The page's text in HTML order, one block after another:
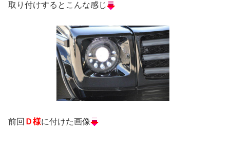
取り付けするとこんな感じ
前回 Ｄ様に付けた画像